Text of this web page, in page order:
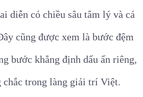
diễn có chiều sâu tâm lý và cá
cũng được xem là bước đệm
bước khẳng định dấu ấn riêng,
trong làng giải trí Việt.